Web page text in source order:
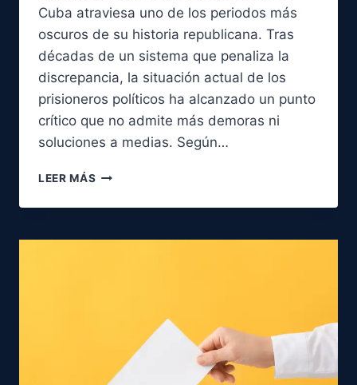
Cuba atraviesa uno de los periodos más
oscuros de su historia republicana. Tras
décadas de un sistema que penaliza la
discrepancia, la situación actual de los
prisioneros políticos ha alcanzado un punto
crítico que no admite más demoras ni
soluciones a medias. Según…
LEER MÁS EL
SILENCIADO:
EMERGENCIA
POLÍTICOS
CUBA